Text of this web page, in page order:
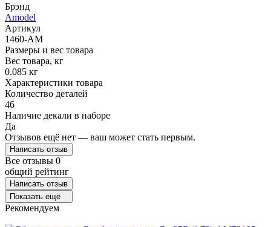
Брэнд
Amodel
Артикул
1460-AM
Размеры и вес товара
Вес товара, кг
0.085 кг
Характеристики товара
Количество деталей
46
Наличие декали в наборе
Да
Отзывов ещё нет — ваш может стать первым.
Написать отзыв
Все отзывы 0
общий рейтинг
Написать отзыв
Показать ещё
Рекомендуем